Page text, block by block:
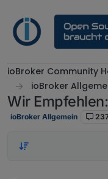
ioBroker Community
ioBroker
Wir
ioBroker Allgemein